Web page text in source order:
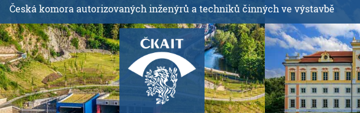
ř
e
j
í
t
k
h
Česká komora autorizovaných inženýrů a techniků činných ve výstavbě